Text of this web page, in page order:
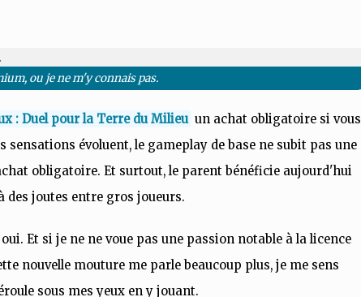
ou je ne m'y connais pas.
: Duel pour la Terre du Milieu un achat obligatoire si vous
sensations évoluent, le gameplay de base ne subit pas une
obligatoire. Et surtout, le parent bénéficie aujourd'hui
des joutes entre gros joueurs.
Et si je ne ne voue pas une passion notable à la licence
nouvelle mouture me parle beaucoup plus, je me sens
sous mes yeux en y jouant.